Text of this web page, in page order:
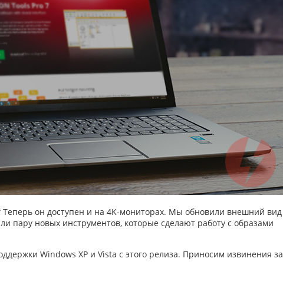
Теперь он доступен и на 4K-мониторах. Мы обновили внешний вид
пару новых инструментов, которые сделают работу с образами
Windows XP и Vista с этого релиза. Приносим извинения за